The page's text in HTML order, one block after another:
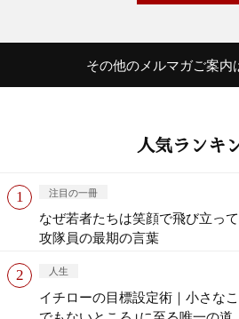
その他のメルマガご案内
人気ランキ
注目の一冊
なぜ若者たちは笑顔で飛び立
攻隊員の最期の言葉
人生
イチローの目標設定術｜小さな